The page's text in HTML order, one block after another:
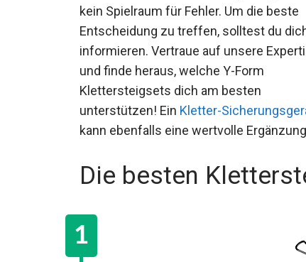
kein Spielraum für Fehler. Um die beste
Entscheidung zu treffen, solltest du
gut informieren. Vertraue auf unsere
Expertise und finde heraus, welche Y-
Klettersteigsets dich am besten
unterstützen! Ein Kletter-
kann ebenfalls eine wertvolle
Die besten